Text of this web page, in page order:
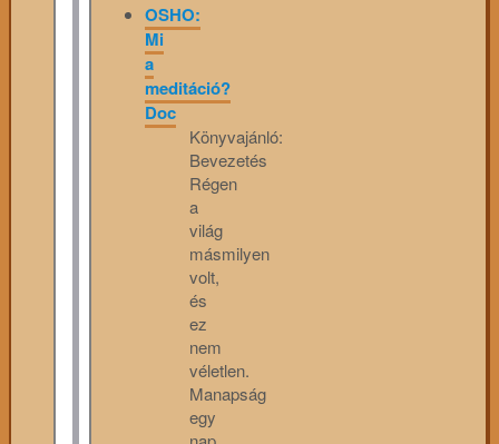
OSHO:
Mi
a
meditáció?
Doc
Könyvajánló:
Bevezetés
Régen
a
világ
másmilyen
volt,
és
ez
nem
véletlen.
Manapság
egy